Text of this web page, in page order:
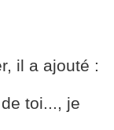
il a ajouté :
toi..., je